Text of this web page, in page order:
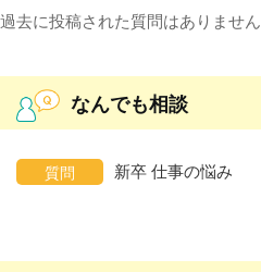
過去に投稿された質問はありません
なんでも相談
質問 新卒 仕事の悩み